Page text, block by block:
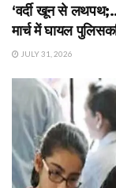
‘वर्दी खून से
मार्च में घायल
JULY 31, 2026